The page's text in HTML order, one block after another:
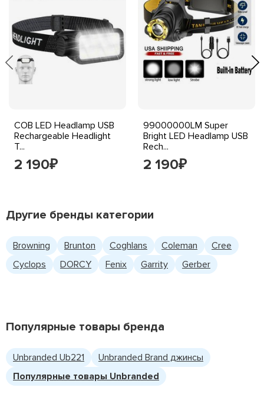
COB LED Headlamp USB
Rechargeable Headlight
T...
2 190₽
99000000LM Super
Bright LED Headlamp USB
Rech...
2 190₽
Другие бренды категории
Browning Brunton Coghlans Coleman
Cree
Cyclops
DORCY Fenix Garrity Gerber
Популярные товары бренда
Unbranded Ub221
Unbranded Brand джинсы
Популярные товары Unbranded